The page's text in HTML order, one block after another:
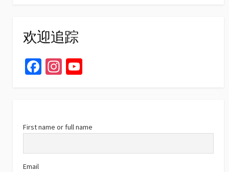
欢迎追踪
Fa
o
k
In
m b
e
First name or full name
Email